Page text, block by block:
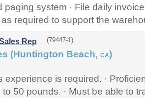
paging system · File daily
required to support the
Rep (79447-1)
(Huntington Beach, CA)
experience is required. ·
to 50 pounds. · Must be able to